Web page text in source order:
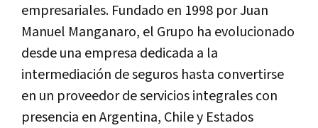
empresariales. Fundado en 1998 por Juan
Manuel Manganaro, el Grupo ha evolucionado
desde una empresa dedicada a la
intermediación de seguros hasta convertirse
en un proveedor de servicios integrales con
presencia en Argentina, Chile y Estados